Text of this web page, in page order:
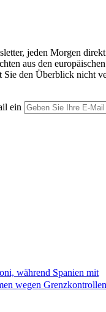
jeden Morgen
aus den
Sie den Überblick nicht
ein
während Spanien mit
wegen